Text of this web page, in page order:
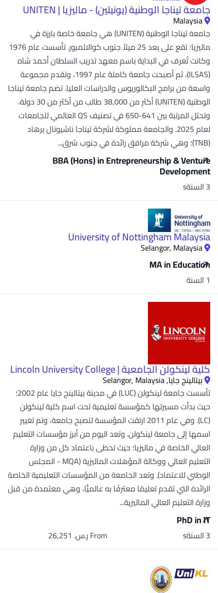
جامعة تيناجا الوطنية (يونيتين) - ماليزيا | UNITEN
Malaysia
جامعة تيناجا الوطنية (UNITEN) هي جامعة خاصة بارزة في
ماليزيا؛ تقع على بعد 25 ميلاً جنوب كوالالمبور. تأسست عام 1976
وكانت تُعرف في البداية باسم معهد تدريب السلطان أحمد شاه
(ILSAS)، ثم أصبحت جامعة كاملة عام 1997، وتقدم مجموعة
واسعة من برامج البكالوريوس والدراسات العليا. تضم جامعة تيناجا
الوطنية (UNITEN) أكثر من 38,000 طالب من أكثر من 30 دولة،
وتحتل المرتبة بين 641-650 في تصنيف QS العالمي للجامعات
لعام 2025. والجامعة مملوكة لشركة تيناجا ناشيونال برهاد
(TNB)؛ وهي شركة مرافق رائدة في جنوب شرق...
BBA (Hons) in Entrepreneurship & Venture
Development
3 السنةs
University of Nottingham Malaysia
Selangor, Malaysia
MA in Education
1 السنة
كلية لينكولن الجامعية | Lincoln University College
بيتالينج جايا, Selangor, Malaysia
تأسست جامعة لينكولن (LUC) في مدينة بيتالينج جايا عام 2002؛
حيث بدأت مسيرتها كمؤسسة تعليمية تحت اسم كلية لينكولن
(LC). وفي عام 2011 ارتقت المؤسسة لتصبح جامعة، وتم تغيير
اسمها إلى جامعة لينكولن. وتعد اليوم من أبرز مؤسسات التعليم
العالي الخاصة في ماليزيا؛ حيث تحظى باعتماد كل من وزارة
التعليم العالي ووكالة المؤهلات الماليزية (MQA - المجلس
الوطني للاعتماد). وتعد الجامعة من المؤسسات التعليمية الخاصة
الرائدة التي تقدم تعليمًا معترفًا به عالميًّا، وهي معتمدة من قبل
وزارة التعليم العالي الماليزية...
PhD in IT
3 السنةs From ر.س.‏ 26,251